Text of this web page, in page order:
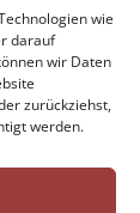
wie
darauf
wir Daten
zurückziehst,
werden.